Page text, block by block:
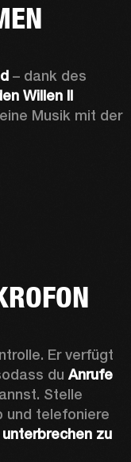
– dank des
Willen II
Musik mit der
Er verfügt
du Anrufe
Stelle
und telefoniere
zu